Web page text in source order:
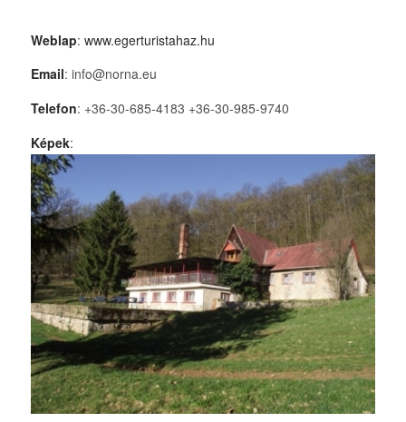
Weblap: www.egerturistahaz.hu
Email: info@norna.eu
Telefon: +36-30-685-4183 +36-30-985-9740
Képek: